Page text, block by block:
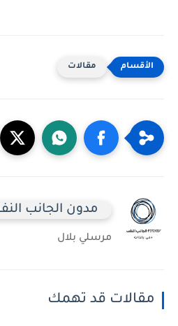
مقالات
مدون الجانب
مرسلي بلال
مقالات قد تهمك